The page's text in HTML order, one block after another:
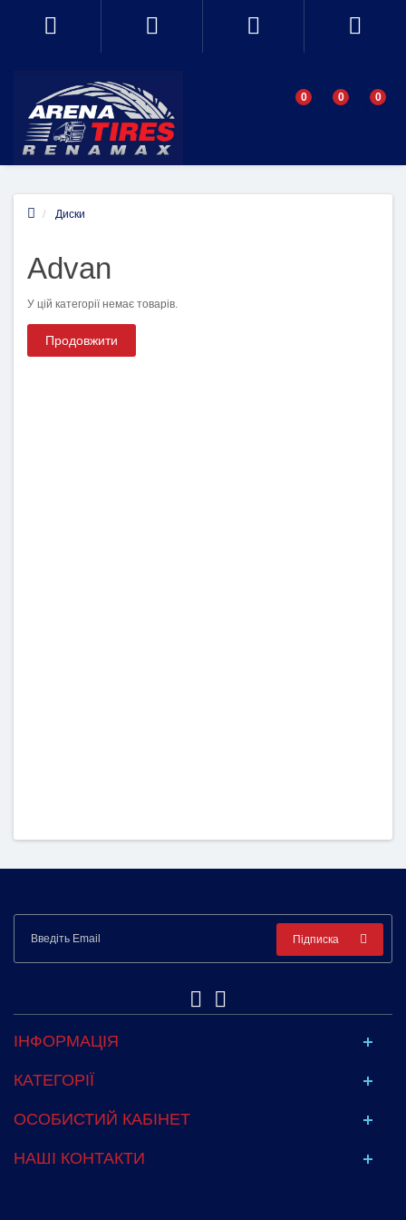
0 0 0
Диски
Advan
У цій категорії немає товарів.
Продовжити
Підписка
ІНФОРМАЦІЯ
КАТЕГОРІЇ
ОСОБИСТИЙ КАБІНЕТ
НАШІ КОНТАКТИ